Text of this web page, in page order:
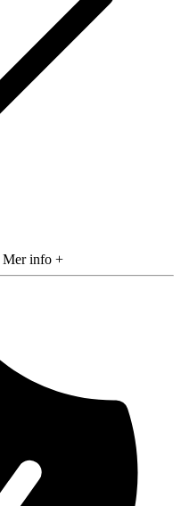
Mer info +